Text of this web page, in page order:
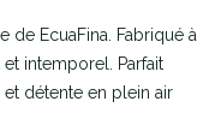
EcuaFina. Fabriqué à
intemporel. Parfait
et détente en plein air